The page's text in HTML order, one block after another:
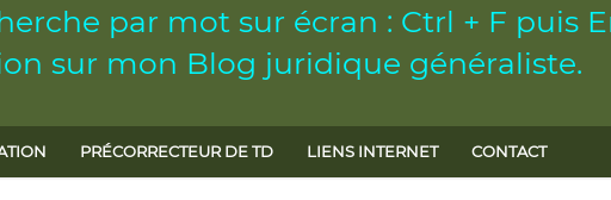
par mot sur écran : Ctrl + F puis
sur mon Blog juridique généraliste.
PRÉCORRECTEUR DE TD LIENS INTERNET CONTACT